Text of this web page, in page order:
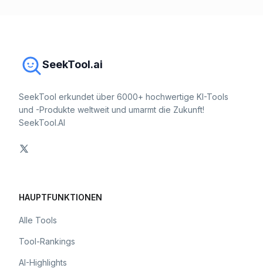
SeekTool.ai
SeekTool erkundet über 6000+ hochwertige KI-Tools
und -Produkte weltweit und umarmt die Zukunft!
SeekTool.AI
HAUPTFUNKTIONEN
Alle Tools
Tool-Rankings
AI-Highlights